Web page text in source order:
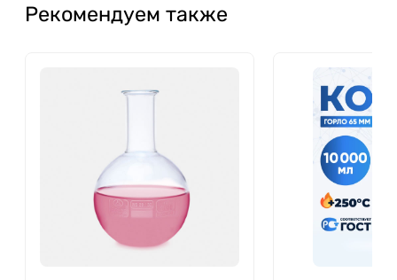
Рекомендуем также